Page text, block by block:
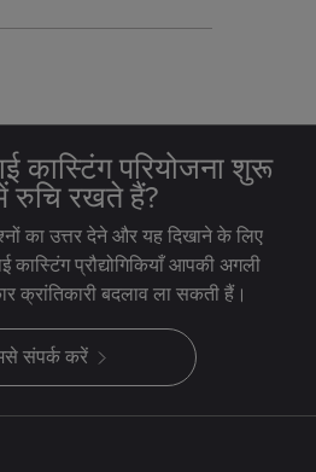
कास्टिंग परियोजना शुरू
रुचि रखते हैं?
का उत्तर देने और यह दिखाने के लिए
कास्टिंग प्रौद्योगिकियाँ आपकी अगली
क्रांतिकारी बदलाव ला सकती हैं।
संपर्क करें